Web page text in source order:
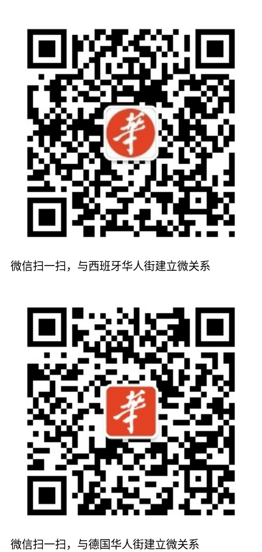
微信扫一扫，与西班牙华人街建立微关系
微信扫一扫，与德国华人街建立微关系